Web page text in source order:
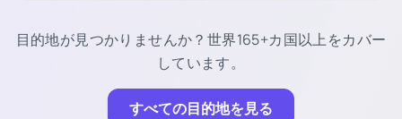
目的地が見つかりませんか？世界165+カ国以上をカバー
しています。
すべての目的地を見る